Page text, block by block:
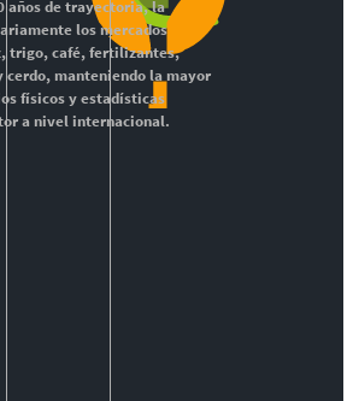
años de trayectoria, la
los mercados
trigo, café, fertilizantes,
cerdo, manteniendo la mayor
físicos y estadísticas
a nivel internacional.